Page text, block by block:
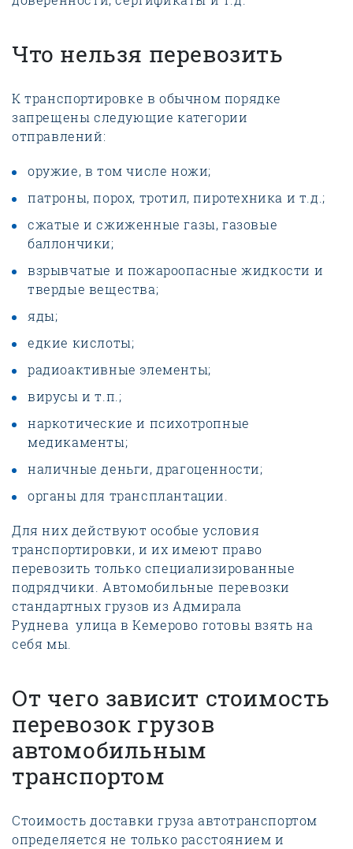
Что нельзя перевозить
К транспортировке в обычном порядке
запрещены следующие категории
отправлений:
оружие, в том числе ножи;
патроны, порох, тротил, пиротехника и т.д.;
сжатые и сжиженные газы, газовые
баллончики;
взрывчатые и пожароопасные жидкости и
твердые вещества;
яды;
едкие кислоты;
радиоактивные элементы;
вирусы и т.п.;
наркотические и психотропные
медикаменты;
наличные деньги, драгоценности;
органы для трансплантации.
Для них действуют особые условия
транспортировки, и их имеют право
перевозить только специализированные
подрядчики. Автомобильные перевозки
стандартных грузов из Адмирала
Руднева улица в Кемерово готовы взять на
себя мы.
От чего зависит стоимость
перевозок грузов
автомобильным
транспортом
Стоимость доставки груза автотранспортом
определяется не только расстоянием и